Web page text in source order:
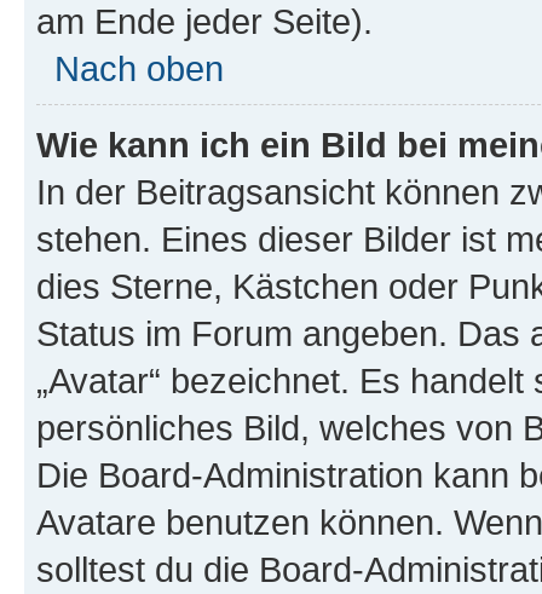
am Ende jeder Seite).
Nach oben
Wie kann ich ein Bild bei
In der Beitragsansicht können
stehen. Eines dieser Bilder ist
dies Sterne, Kästchen oder
Status im Forum angeben. Das
„Avatar“ bezeichnet. Es
persönliches Bild, welches von
Die Board-Administration kann
Avatare benutzen können.
solltest du die Board-